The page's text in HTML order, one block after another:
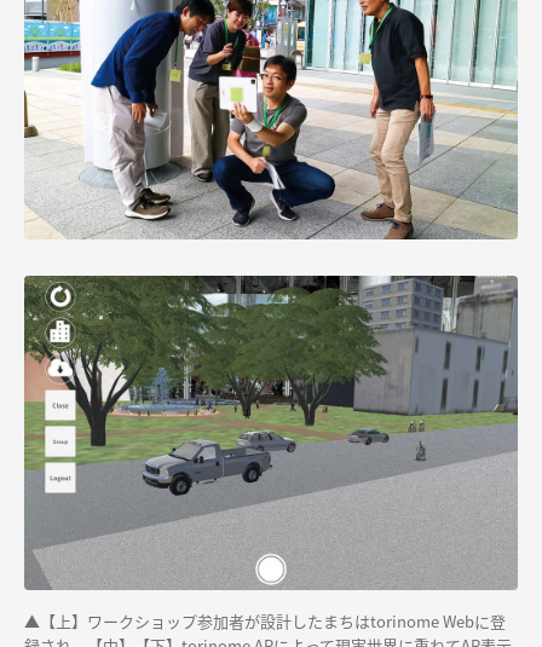
▲【上】ワークショップ参加者が設計したまちはtorinome Webに登